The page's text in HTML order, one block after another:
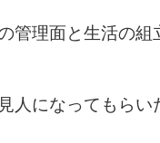
理面と生活の組
になってもらい